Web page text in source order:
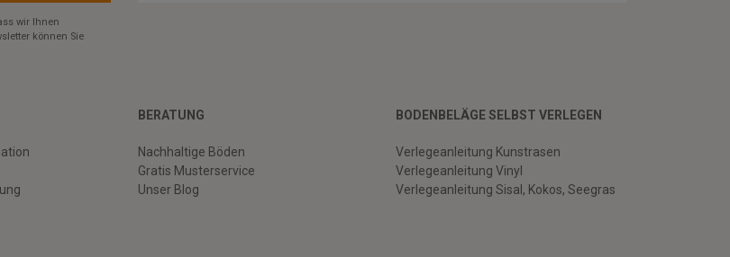
wir Ihnen
können Sie
BERATUNG
Nachhaltige Böden
Gratis Musterservice
Unser Blog
BODENBELÄGE SELBST VERLEGEN
Verlegeanleitung Kunstrasen
Verlegeanleitung Vinyl
Verlegeanleitung Sisal, Kokos, Seegras